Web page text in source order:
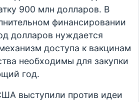
900 млн долларов. В
финансировании
долларов нуждается
доступа к вакцинам
необходимы для закупки
год.
выступили против идеи